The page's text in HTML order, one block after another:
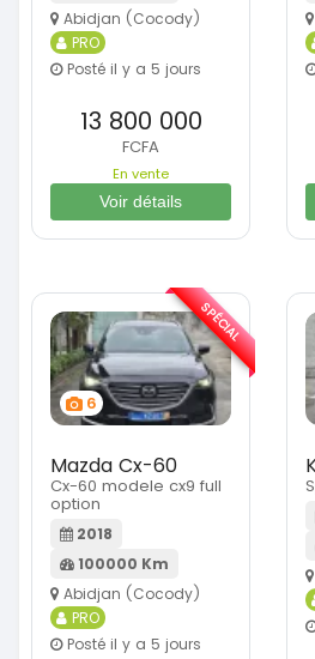
Abidjan (Cocody)
PRO
Posté il y a 5 jours
13 800 000
FCFA
En vente
Voir détails
6
Mazda Cx-60
Cx-60 modele cx9 full
option
2018
100000 Km
Abidjan (Cocody)
PRO
Posté il y a 5 jours
SPÉCIAL